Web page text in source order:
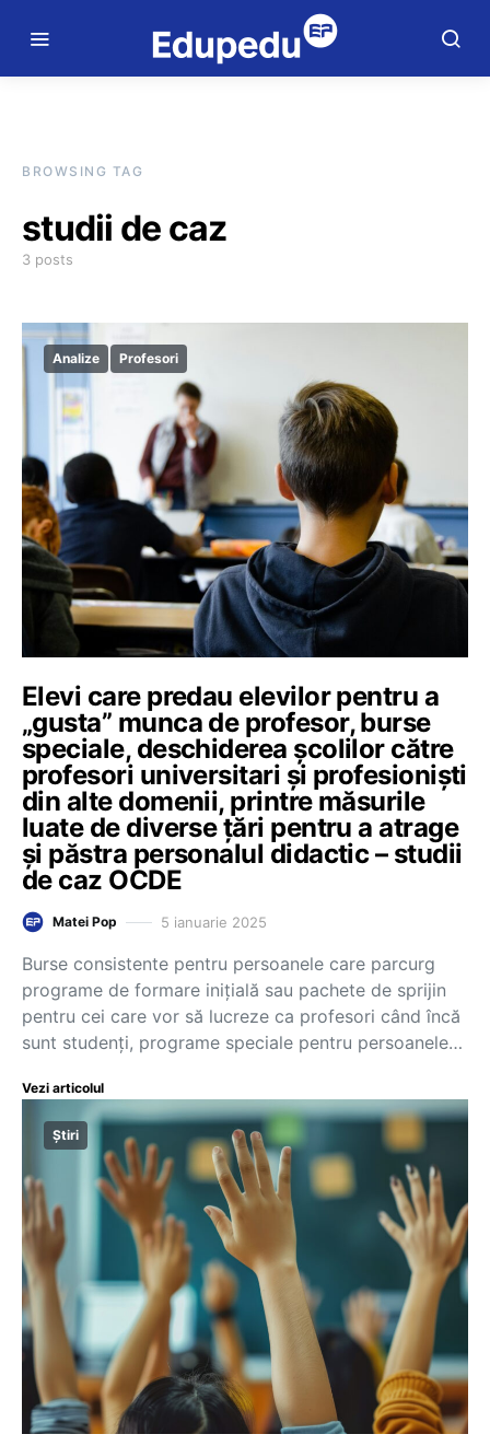
BROWSING TAG
studii de caz
3 posts
Analize Profesori
Elevi care predau elevilor pentru a
„gusta” munca de profesor, burse
speciale, deschiderea școlilor către
profesori universitari și profesioniști
din alte domenii, printre măsurile
luate de diverse țări pentru a atrage
și păstra personalul didactic – studii
de caz OCDE
Matei Pop 5 ianuarie 2025
Burse consistente pentru persoanele care parcurg
programe de formare inițială sau pachete de sprijin
pentru cei care vor să lucreze ca profesori când încă
sunt studenți, programe speciale pentru persoanele…
Vezi articolul
Știri